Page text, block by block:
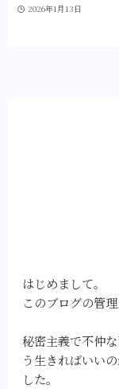
2026年1月13日
はじめまして。
このブログの管
秘密主義で不仲
う生きればいい
した。